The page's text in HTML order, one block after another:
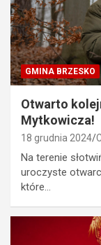
GMINA BRZESKO
Otwarto
Mytkowicza!
18 grudnia 2024
Na terenie
uroczyste
które…